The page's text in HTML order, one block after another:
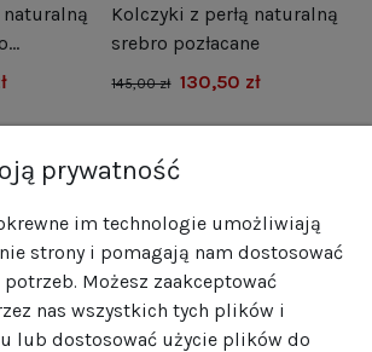
naturalną
Kolczyki z perłą naturalną
srebro pozłacane
145,00 zł 130,50 zł
prywatność
im technologie umożliwiają
strony i pomagają nam dostosować
Możesz zaakceptować
nas wszystkich tych plików i
lub dostosować użycie plików do